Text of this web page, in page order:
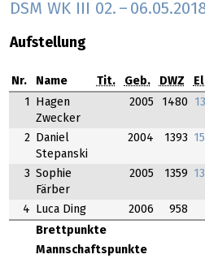
DSM WK III 02. –
Aufstellung
Nr. Name Tit. Geb. DWZ
Brettpunkte
Mannschaftspunkte
1
Hagen
Zwecker
2005 1480
2
Daniel
Stepanski
2004 1393
3 Sophie
Färber
2005 1359
4 Luca Ding 2006 958